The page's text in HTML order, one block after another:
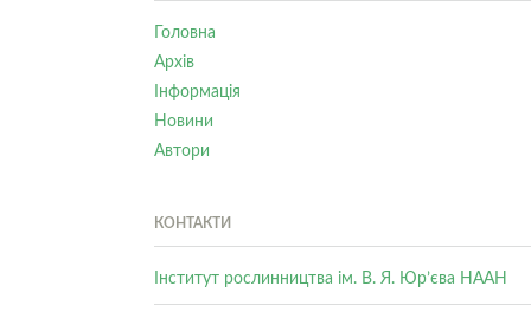
Головна
Архів
Інформація
Новини
Автори
КОНТАКТИ
Інститут рослинництва ім. В. Я. Юр’єва НААН